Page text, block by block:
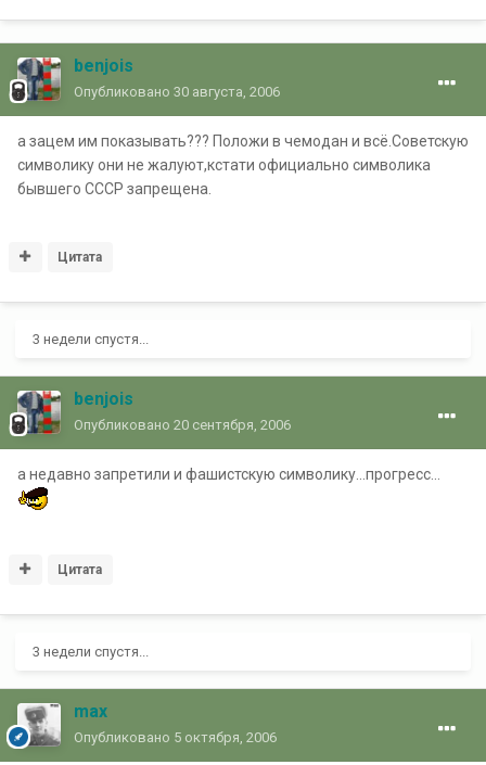
benjois
Опубликовано 30 августа, 2006
а зацем им показывать??? Положи в чемодан и всё.Советскую
символику они не жалуют,кстати официально символика
бывшего СССР запрещена.
Цитата
3 недели спустя...
benjois
Опубликовано 20 сентября, 2006
а недавно запретили и фашистскую символику...прогресс...
Цитата
3 недели спустя...
max
Опубликовано 5 октября, 2006